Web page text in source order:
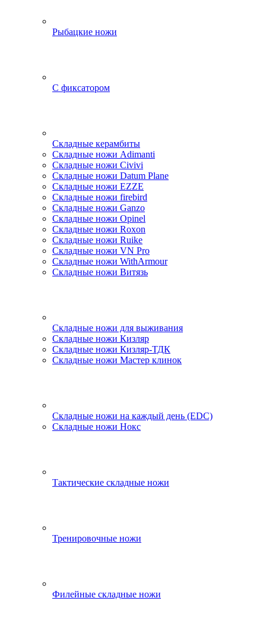
Рыбацкие ножи
С фиксатором
Складные керамбиты
Складные ножи Adimanti
Складные ножи Civivi
Складные ножи Datum Plane
Складные ножи EZZE
Складные ножи firebird
Складные ножи Ganzo
Складные ножи Opinel
Складные ножи Roxon
Складные ножи Ruike
Складные ножи VN Pro
Складные ножи WithArmour
Складные ножи Витязь
Складные ножи для выживания
Складные ножи Кизляр
Складные ножи Кизляр-ТДК
Складные ножи Мастер клинок
Складные ножи на каждый день (EDC)
Складные ножи Нокс
Тактические складные ножи
Тренировочные ножи
Филейные складные ножи